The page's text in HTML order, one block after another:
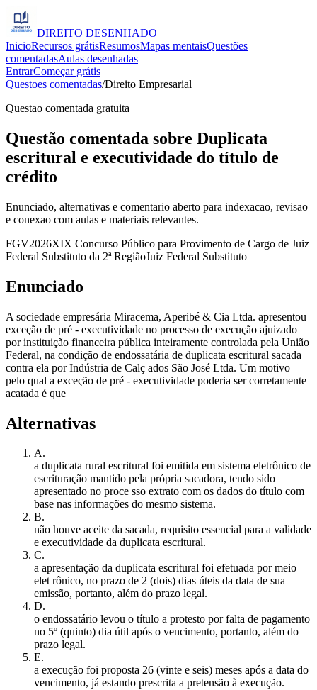
DIREITO DESENHADO
InicioRecursos grátisResumosMapas mentaisQuestões
comentadasAulas desenhadas
EntrarComeçar grátis
Questoes comentadas/Direito Empresarial
Questao comentada gratuita
Questão comentada sobre Duplicata
escritural e executividade do título de
crédito
Enunciado, alternativas e comentario aberto para indexacao, revisao
e conexao com aulas e materiais relevantes.
FGV2026XIX Concurso Público para Provimento de Cargo de Juiz
Federal Substituto da 2ª RegiãoJuiz Federal Substituto
Enunciado
A sociedade empresária Miracema, Aperibé & Cia Ltda. apresentou
exceção de pré - executividade no processo de execução ajuizado
por instituição financeira pública inteiramente controlada pela União
Federal, na condição de endossatária de duplicata escritural sacada
contra ela por Indústria de Calç ados São José Ltda. Um motivo
pelo qual a exceção de pré - executividade poderia ser corretamente
acatada é que
Alternativas
A.
a duplicata rural escritural foi emitida em sistema eletrônico de
escrituração mantido pela própria sacadora, tendo sido
apresentado no proce sso extrato com os dados do título com
base nas informações do mesmo sistema.
B.
não houve aceite da sacada, requisito essencial para a validade
e executividade da duplicata escritural.
C.
a apresentação da duplicata escritural foi efetuada por meio
elet rônico, no prazo de 2 (dois) dias úteis da data de sua
emissão, portanto, além do prazo legal.
D.
o endossatário levou o título a protesto por falta de pagamento
no 5º (quinto) dia útil após o vencimento, portanto, além do
prazo legal.
E.
a execução foi proposta 26 (vinte e seis) meses após a data do
vencimento, já estando prescrita a pretensão à execução.